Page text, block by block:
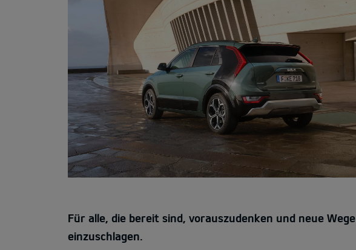
Für alle, die bereit sind, vorauszudenken und neue Wege
einzuschlagen.